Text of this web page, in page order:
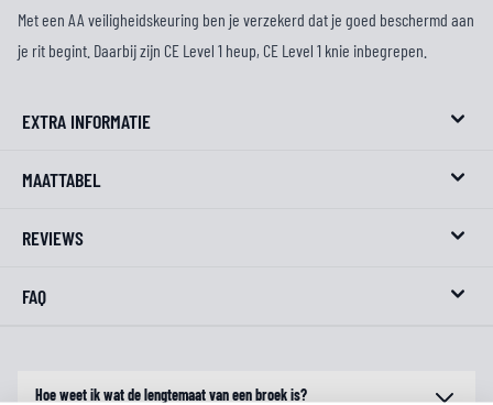
Met een AA veiligheidskeuring ben je verzekerd dat je goed beschermd aan
je rit begint. Daarbij zijn CE Level 1 heup, CE Level 1 knie inbegrepen.
EXTRA INFORMATIE
MAATTABEL
REVIEWS
FAQ
Hoe weet ik wat de lengtemaat van een broek is?